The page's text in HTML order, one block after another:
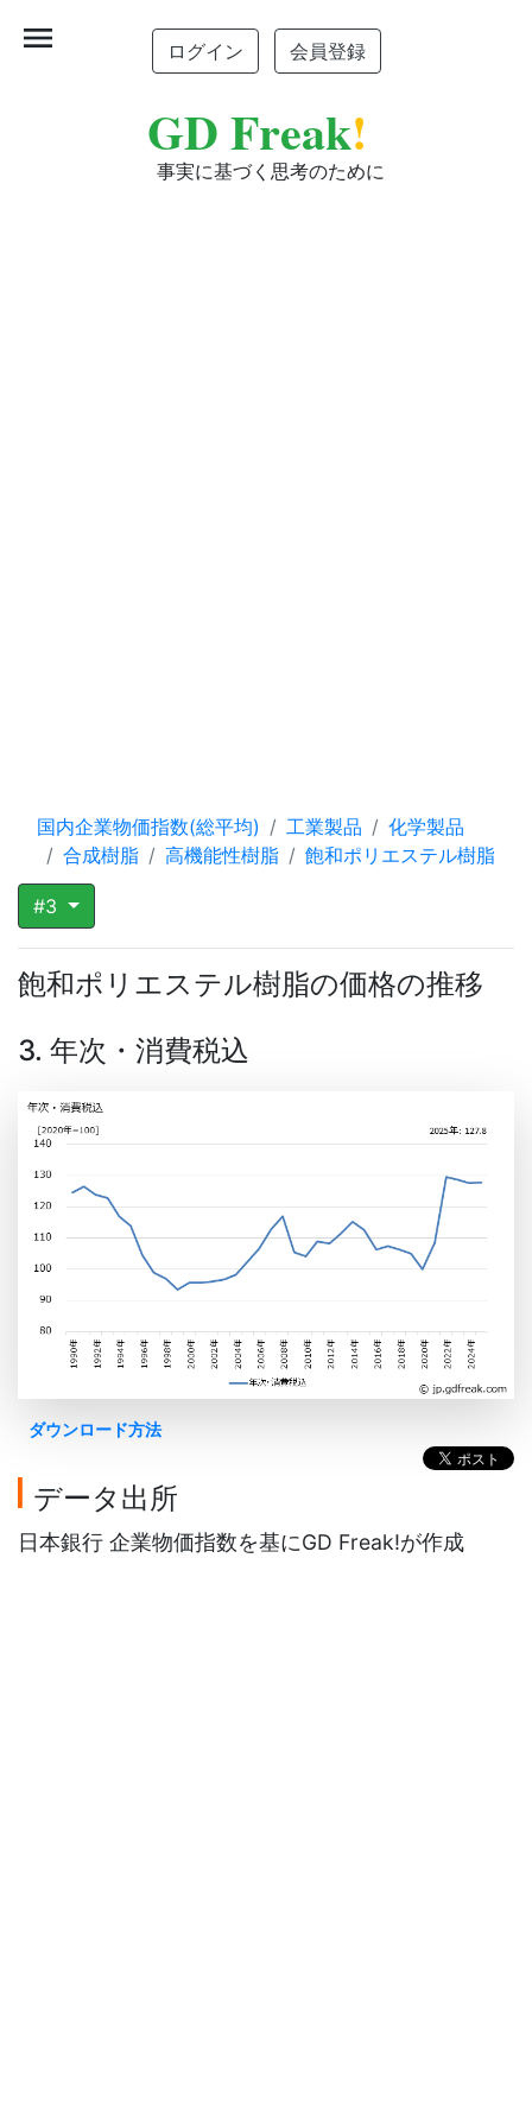
ログイン 会員登録
GD Freak!
事実に基づく思考のために
menu
国内企業物価指数(総平均) 工業製品
化学製品
合成樹脂
高機能性樹脂 飽和ポリエステル樹脂
#3
飽和ポリエステル樹脂の価格の推移
3. 年次・消費税込
ダウンロード方法
データ出所
日本銀行 企業物価指数を基にGD Freak!が作成